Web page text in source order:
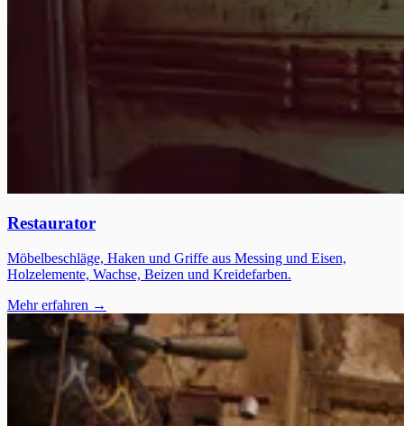
Restaurator
Möbelbeschläge, Haken und Griffe aus Messing und Eisen,
Holzelemente, Wachse, Beizen und Kreidefarben.
Mehr erfahren →